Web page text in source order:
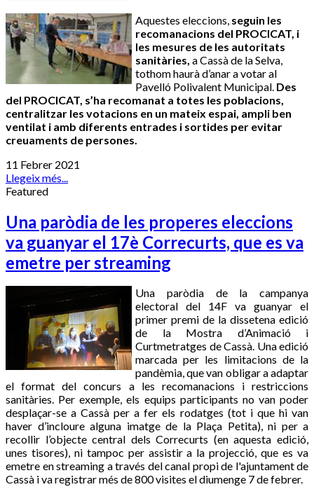
Aquestes eleccions, seguin les
recomanacions del PROCICAT, i
les mesures de les autoritats
sanitàries, a Cassà de la Selva,
tothom haurà d’anar a votar al
Pavelló Polivalent Municipal. Des
del PROCICAT, s’ha recomanat a totes les poblacions,
centralitzar les votacions en un mateix espai, ampli ben
ventilat i amb diferents entrades i sortides per evitar
creuaments de persones.
11 Febrer 2021
Llegeix més...
Featured
Una paròdia de les properes eleccions
va guanyar el 17è Correcurts, que es va
emetre per streaming
Una paròdia de la campanya
electoral del 14F va guanyar el
primer premi de la dissetena edició
de la Mostra d’Animació i
Curtmetratges de Cassà. Una edició
marcada per les limitacions de la
pandèmia, que van obligar a adaptar
el format del concurs a les recomanacions i restriccions
sanitàries. Per exemple, els equips participants no van poder
desplaçar-se a Cassà per a fer els rodatges (tot i que hi van
haver d’incloure alguna imatge de la Plaça Petita), ni per a
recollir l’objecte central dels Correcurts (en aquesta edició,
unes tisores), ni tampoc per assistir a la projecció, que es va
emetre en streaming a través del canal propi de l'ajuntament de
Cassà i va registrar més de 800 visites el diumenge 7 de febrer.